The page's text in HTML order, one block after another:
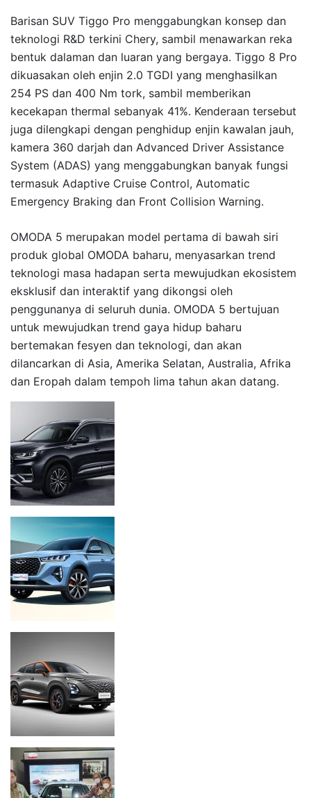
Barisan SUV Tiggo Pro menggabungkan konsep dan
teknologi R&D terkini Chery, sambil menawarkan reka
bentuk dalaman dan luaran yang bergaya. Tiggo 8 Pro
dikuasakan oleh enjin 2.0 TGDI yang menghasilkan
254 PS dan 400 Nm tork, sambil memberikan
kecekapan thermal sebanyak 41%. Kenderaan tersebut
juga dilengkapi dengan penghidup enjin kawalan jauh,
kamera 360 darjah dan Advanced Driver Assistance
System (ADAS) yang menggabungkan banyak fungsi
termasuk Adaptive Cruise Control, Automatic
Emergency Braking dan Front Collision Warning.
OMODA 5 merupakan model pertama di bawah siri
produk global OMODA baharu, menyasarkan trend
teknologi masa hadapan serta mewujudkan ekosistem
eksklusif dan interaktif yang dikongsi oleh
penggunanya di seluruh dunia. OMODA 5 bertujuan
untuk mewujudkan trend gaya hidup baharu
bertemakan fesyen dan teknologi, dan akan
dilancarkan di Asia, Amerika Selatan, Australia, Afrika
dan Eropah dalam tempoh lima tahun akan datang.